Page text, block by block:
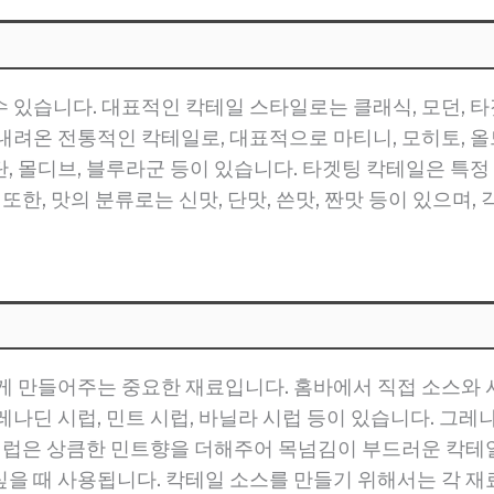
습니다. 대표적인 칵테일 스타일로는 클래식, 모던,
온 전통적인 칵테일로, 대표적으로 마티니, 모히토,
몰디브, 블루라군 등이 있습니다. 타겟팅 칵테일은 특
한, 맛의 분류로는 신맛, 단맛, 쓴맛, 짠맛 등이 있으며,
만들어주는 중요한 재료입니다. 홈바에서 직접 소스와
딘 시럽, 민트 시럽, 바닐라 시럽 등이 있습니다. 그레
은 상큼한 민트향을 더해주어 목넘김이 부드러운 칵
때 사용됩니다. 칵테일 소스를 만들기 위해서는 각